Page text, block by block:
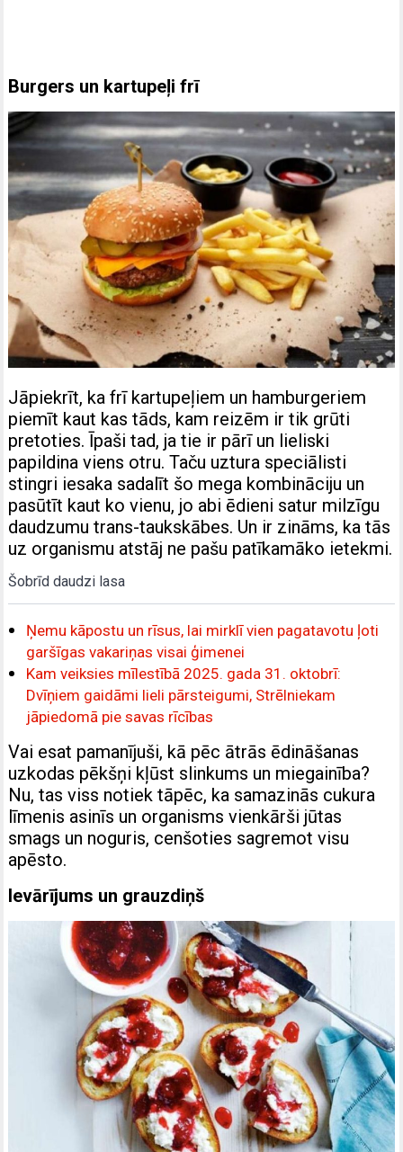
Burgers un kartupeļi frī
Jāpiekrīt, ka frī kartupeļiem un hamburgeriem
piemīt kaut kas tāds, kam reizēm ir tik grūti
pretoties. Īpaši tad, ja tie ir pārī un lieliski
papildina viens otru. Taču uztura speciālisti
stingri iesaka sadalīt šo mega kombināciju un
pasūtīt kaut ko vienu, jo abi ēdieni satur milzīgu
daudzumu trans-taukskābes. Un ir zināms, ka tās
uz organismu atstāj ne pašu patīkamāko ietekmi.
Šobrīd daudzi lasa
Ņemu kāpostu un rīsus, lai mirklī vien pagatavotu ļoti
garšīgas vakariņas visai ģimenei
Kam veiksies mīlestībā 2025. gada 31. oktobrī:
Dvīņiem gaidāmi lieli pārsteigumi, Strēlniekam
jāpiedomā pie savas rīcības
Vai esat pamanījuši, kā pēc ātrās ēdināšanas
uzkodas pēkšņi kļūst slinkums un miegainība?
Nu, tas viss notiek tāpēc, ka samazinās cukura
līmenis asinīs un organisms vienkārši jūtas
smags un noguris, cenšoties sagremot visu
apēsto.
Ievārījums un grauzdiņš